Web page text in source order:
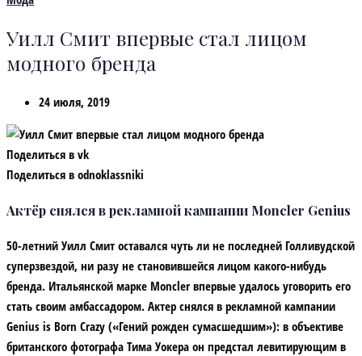
Уилл Смит впервые стал лицом
модного бренда
24 июля, 2019
Поделиться в vk
Поделиться в odnoklassniki
Актёр снялся в рекламной кампании Moncler Genius
50-летний Уилл Смит оставался чуть ли не последней Голливудской
суперзвездой, ни разу не становившейся лицом какого-нибудь
бренда. Итальянской марке Moncler впервые удалось уговорить его
стать своим амбассадором. Актер снялся в рекламной кампании
Genius is Born Crazy («Гений рожден сумасшедшим»): в объективе
британского фотографа Тима Уокера он предстал левитирующим в